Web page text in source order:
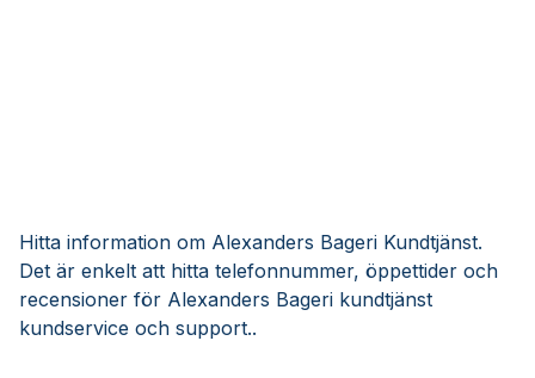
Hitta information om Alexanders Bageri Kundtjänst.
Det är enkelt att hitta telefonnummer, öppettider och
recensioner för Alexanders Bageri kundtjänst
kundservice och support..